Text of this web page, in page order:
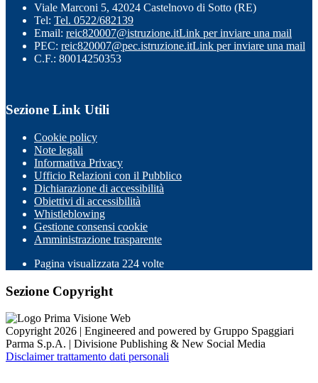
Viale Marconi 5, 42024 Castelnovo di Sotto (RE)
Tel: Tel. 0522/682139
Email: reic820007@istruzione.itLink per inviare una mail
PEC: reic820007@pec.istruzione.itLink per inviare una mail
C.F.: 80014250353
Sezione Link Utili
Cookie policy
Note legali
Informativa Privacy
Ufficio Relazioni con il Pubblico
Dichiarazione di accessibilità
Obiettivi di accessibilità
Whistleblowing
Gestione consensi cookie
Amministrazione trasparente
Pagina visualizzata 224 volte
Sezione Copyright
Copyright 2026 | Engineered and powered by Gruppo Spaggiari
Parma S.p.A. | Divisione Publishing & New Social Media
Disclaimer trattamento dati personali